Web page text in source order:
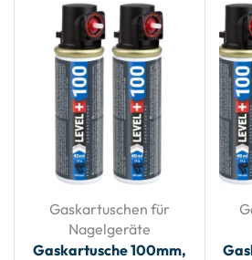
Gaskartuschen für
Nagelgeräte
Gaskartusche 100mm,